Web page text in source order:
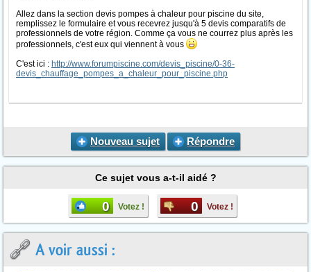
Allez dans la section devis pompes à chaleur pour piscine du site,
remplissez le formulaire et vous recevrez jusqu'à 5 devis comparatifs de
professionnels de votre région. Comme ça vous ne courrez plus après les
professionnels, c'est eux qui viennent à vous
C'est ici : http://www.forumpiscine.com/devis_piscine/0-36-
devis_chauffage_pompes_a_chaleur_pour_piscine.php
Nouveau sujet Répondre
Ce sujet vous a-t-il aidé ?
0 Votez ! 0 Votez !
A voir aussi :